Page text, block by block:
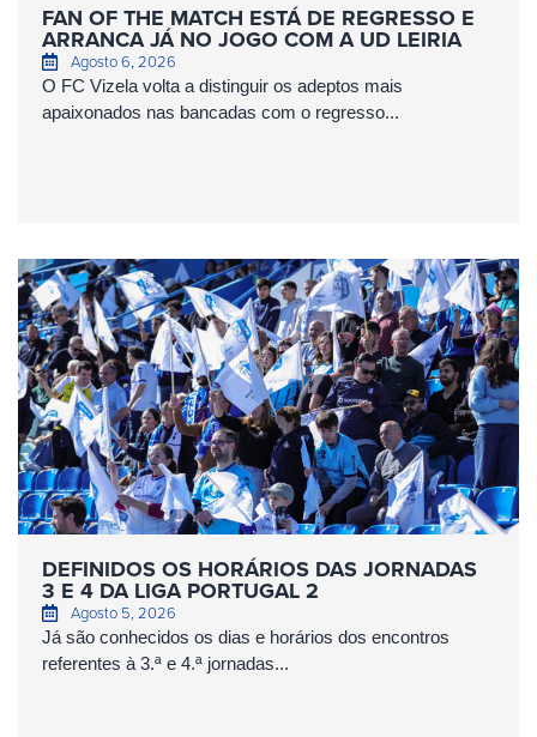
FAN OF THE MATCH ESTÁ DE REGRESSO E
ARRANCA JÁ NO JOGO COM A UD LEIRIA
Agosto 6, 2026
O FC Vizela volta a distinguir os adeptos mais
apaixonados nas bancadas com o regresso...
DEFINIDOS OS HORÁRIOS DAS JORNADAS
3 E 4 DA LIGA PORTUGAL 2
Agosto 5, 2026
Já são conhecidos os dias e horários dos encontros
referentes à 3.ª e 4.ª jornadas...